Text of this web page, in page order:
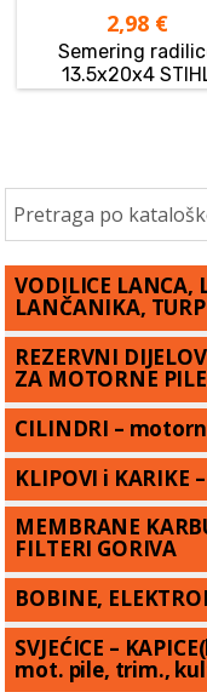
2,98 €
Semering
13.5x20x4
VODILICE LANCA,
LANČANIKA,
REZERVNI
ZA MOTORNE PILE
CILINDRI –
KLIPOVI i
MEMBRANE
FILTERI GORIVA
BOBINE,
SVJEĆICE –
mot. pile, trim.,